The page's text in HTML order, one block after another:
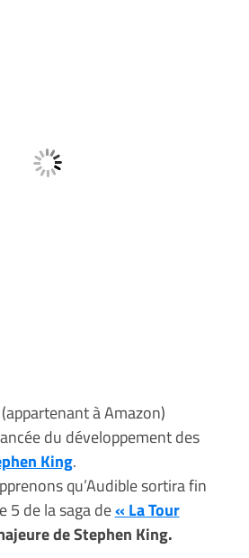
à Amazon)
du développement des
King.
qu’Audible sortira fin
5 de la saga de« La Tour
de Stephen King.